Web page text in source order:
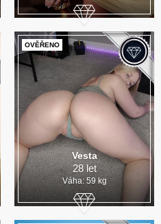
OVĚŘENO
Vesta
28 let
Váha: 59 kg